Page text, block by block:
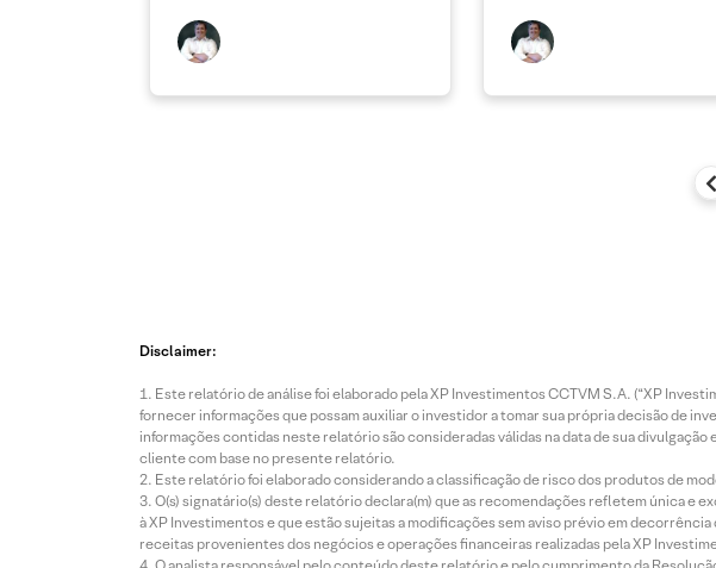
Disclaimer:
Este relatório de análise foi elaborado pela XP Investimentos CCTVM S.A. (“XP
fornecer informações que possam auxiliar o investidor a tomar sua própria decisão de
informações contidas neste relatório são consideradas válidas na data de sua
cliente com base no presente relatório.
Este relatório foi elaborado considerando a classificação de risco dos produtos de
O(s) signatário(s) deste relatório declara(m) que as recomendações refletem única e
à XP Investimentos e que estão sujeitas a modificações sem aviso prévio em
receitas provenientes dos negócios e operações financeiras realizadas pela XP